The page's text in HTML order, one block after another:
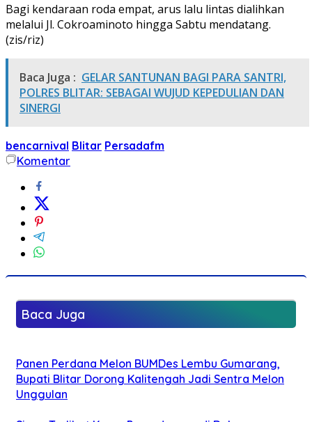
Bagi kendaraan roda empat, arus lalu lintas dialihkan
melalui Jl. Cokroaminoto hingga Sabtu mendatang.
(zis/riz)
Baca Juga : GELAR SANTUNAN BAGI PARA SANTRI,
POLRES BLITAR: SEBAGAI WUJUD KEPEDULIAN DAN
SINERGI
bencarnival Blitar Persadafm
Komentar
Baca Juga
Panen Perdana Melon BUMDes Lembu Gumarang,
Bupati Blitar Dorong Kalitengah Jadi Sentra Melon
Unggulan